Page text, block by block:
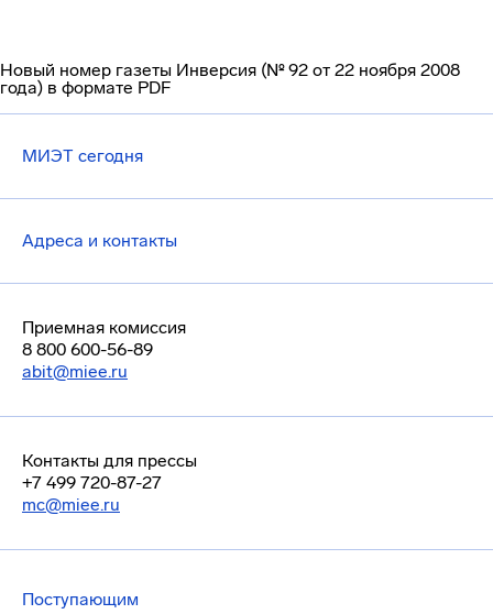
Новый номер газеты Инверсия (№ 92 от 22 ноября 2008
года) в формате PDF
МИЭТ сегодня
Адреса и контакты
Приемная комиссия
8 800 600-56-89
abit@miee.ru
Контакты для прессы
+7 499 720-87-27
mc@miee.ru
Поступающим